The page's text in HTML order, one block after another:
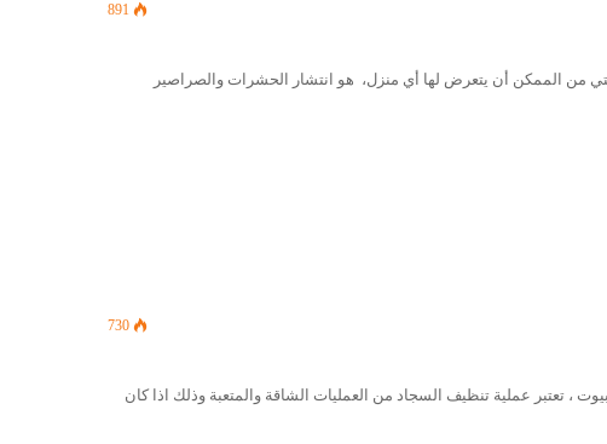
891
الممكن أن يتعرض لها أي منزل، هو انتشار الحشرات والصراصير
730
، تعتبر عملية تنظيف السجاد من العمليات الشاقة والمتعبة وذلك اذا كان